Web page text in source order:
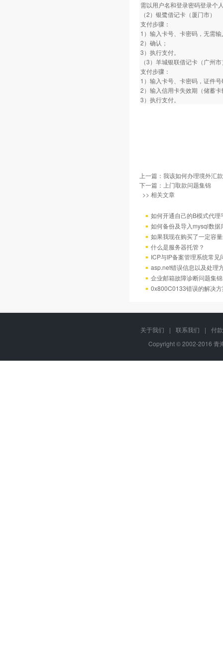
需以用户名和登录密码登录个
（2）银鹭借记卡（厦门市）
支付步骤：
1）输入卡号、卡密码，无需
2）确认；
3）执行支付。
（3）羊城银联借记卡（广州
支付步骤：
1）输入卡号、卡密码，证件
2）输入信用卡失效期（储蓄
3）执行支付。
上一篇： 我该如何办理境外汇
下一篇： 上门取款问题集锦
>> 相关文章
如何开通自己的B模式代理
如何备份及导入mysql数据
如果我现在购买了一定容
什么是服务器托管？
ICP与IP备案管理系统常见
asp.net错误信息以及处理
企业邮箱故障诊断问题集锦
0x800C0133错误的解决
关于我们 | 联系我们 |
付
Copyright © 2002-2016 青